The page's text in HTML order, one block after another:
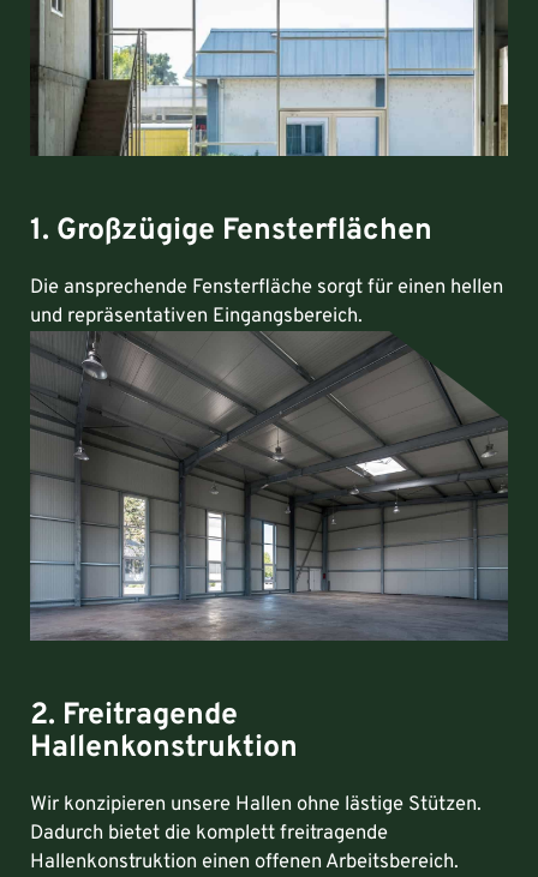
1. Großzügige Fensterflächen
Die ansprechende Fensterfläche sorgt für einen hellen
und repräsentativen Eingangsbereich.
2. Freitragende
Hallenkonstruktion
Wir konzipieren unsere Hallen ohne lästige Stützen.
Dadurch bietet die komplett freitragende
Hallenkonstruktion einen offenen Arbeitsbereich.